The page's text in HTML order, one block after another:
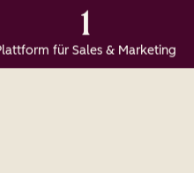
1
für Sales & Marketing